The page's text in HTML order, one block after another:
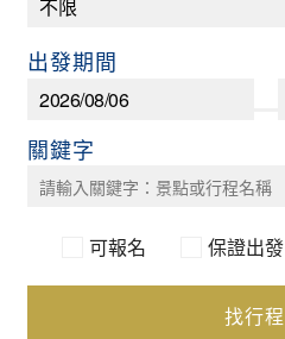
出發期間
可報名 保證出發
找行程